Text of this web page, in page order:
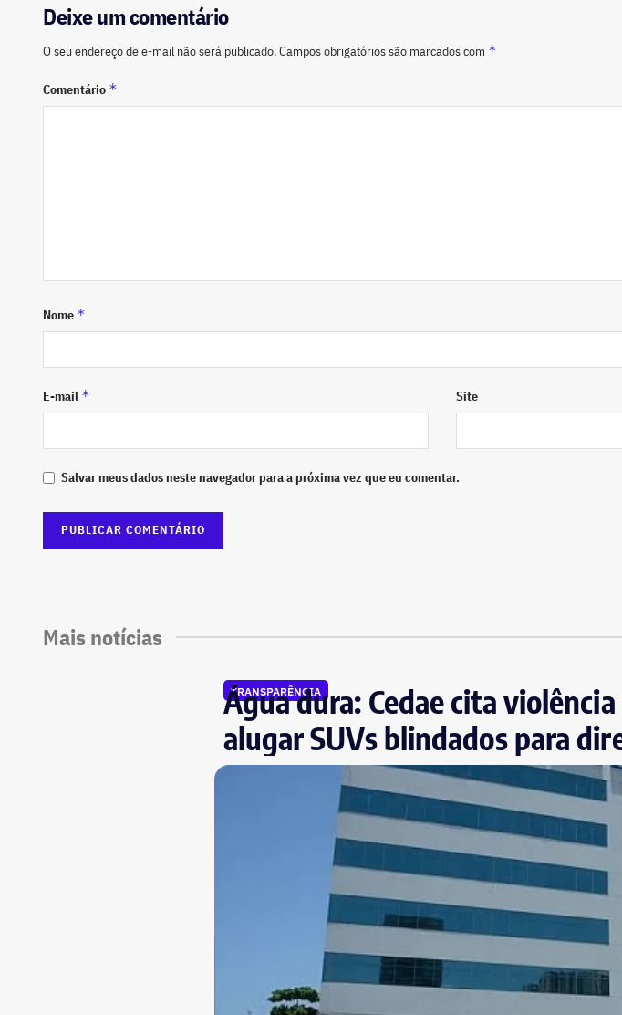
Deixe um comentário
O seu endereço de e-mail não será publicado.Campos obrigatórios são marcados com *
Comentário *
Nome *
E-mail * Site
Salvar meus dados neste navegador para a próxima vez que eu comentar.
Mais notícias
TRANSPARÊNCIA
Água dura: Cedae cita
alugar SUVs blindados para